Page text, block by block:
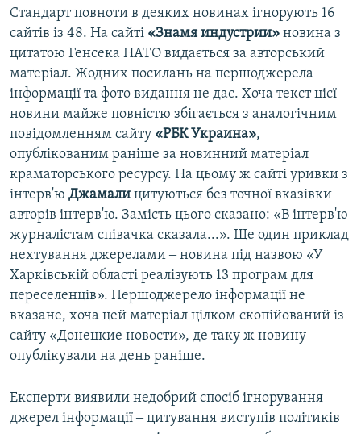
Стандарт повноти в деяких новинах ігнорують 16
сайтів із 48. На сайті «Знамя индустрии» новина з
цитатою Генсека НАТО видається за авторський
матеріал. Жодних посилань на першоджерела
інформації та фото видання не дає. Хоча текст цієї
новини майже повністю збігається з аналогічним
повідомленням сайту «РБК Украина»,
опублікованим раніше за новинний матеріал
краматорського ресурсу. На цьому ж сайті уривки з
інтерв'ю Джамали цитуються без точної вказівки
авторів інтерв'ю. Замість цього сказано: «В інтерв'ю
журналістам співачка сказала...». Ще один приклад
нехтування джерелами ‒ новина під назвою «У
Харківській області реалізують 13 програм для
переселенців». Першоджерело інформації не
вказане, хоча цей матеріал цілком скопійований із
сайту «Донецкие новости», де таку ж новину
опублікували на день раніше.
Експерти виявили недобрий спосіб ігнорування
джерел інформації ‒ цитування виступів політиків